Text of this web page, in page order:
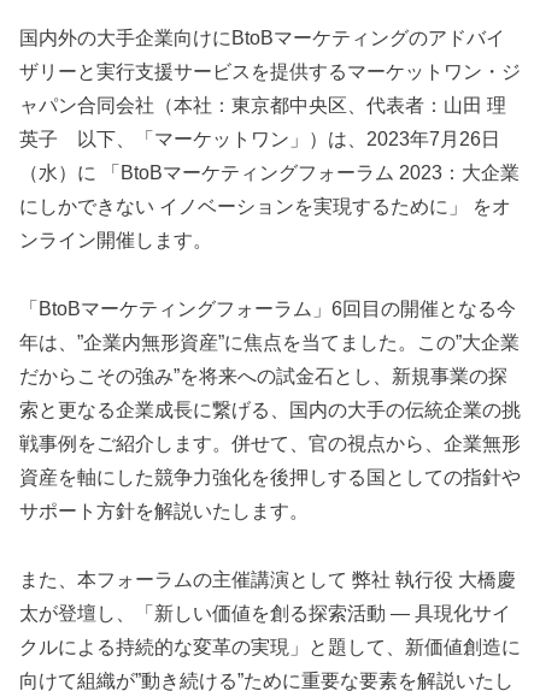
国内外の大手企業向けにBtoBマーケティングのアドバイ
ザリーと実行支援サービスを提供するマーケットワン・ジ
ャパン合同会社（本社：東京都中央区、代表者：山田 理
英子 以下、「マーケットワン」）は、2023年7月26日
（水）に 「BtoBマーケティングフォーラム 2023：大企業
にしかできない イノベーションを実現するために」 をオ
ンライン開催します。
「BtoBマーケティングフォーラム」6回目の開催となる今
年は、”企業内無形資産”に焦点を当てました。この”大企業
だからこその強み”を将来への試金石とし、新規事業の探
索と更なる企業成長に繋げる、国内の大手の伝統企業の挑
戦事例をご紹介します。併せて、官の視点から、企業無形
資産を軸にした競争力強化を後押しする国としての指針や
サポート方針を解説いたします。
また、本フォーラムの主催講演として 弊社 執行役 大橋慶
太が登壇し、「新しい価値を創る探索活動 — 具現化サイ
クルによる持続的な変革の実現」と題して、新価値創造に
向けて組織が”動き続ける”ために重要な要素を解説いたし